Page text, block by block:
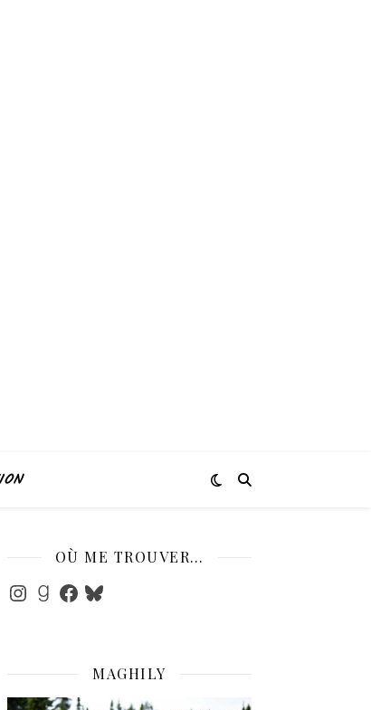
OÙ ME TROUVER…
Instagram
Goodreads
Facebook
Bluesky
MAGHILY